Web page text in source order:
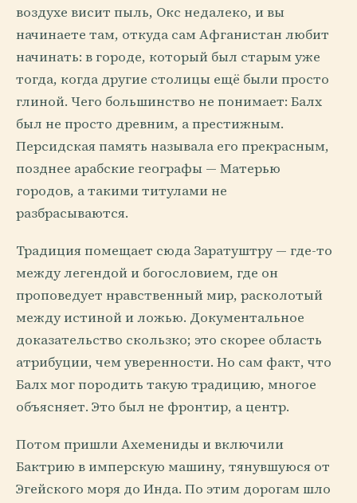
воздухе висит пыль, Окс недалеко, и вы
начинаете там, откуда сам Афганистан любит
начинать: в городе, который был старым уже
тогда, когда другие столицы ещё были просто
глиной. Чего большинство не понимает: Балх
был не просто древним, а престижным.
Персидская память называла его прекрасным,
позднее арабские географы — Матерью
городов, а такими титулами не
разбрасываются.
Традиция помещает сюда Заратуштру — где-то
между легендой и богословием, где он
проповедует нравственный мир, расколотый
между истиной и ложью. Документальное
доказательство скользко; это скорее область
атрибуции, чем уверенности. Но сам факт, что
Балх мог породить такую традицию, многое
объясняет. Это был не фронтир, а центр.
Потом пришли Ахемениды и включили
Бактрию в имперскую машину, тянувшуюся от
Эгейского моря до Инда. По этим дорогам шло